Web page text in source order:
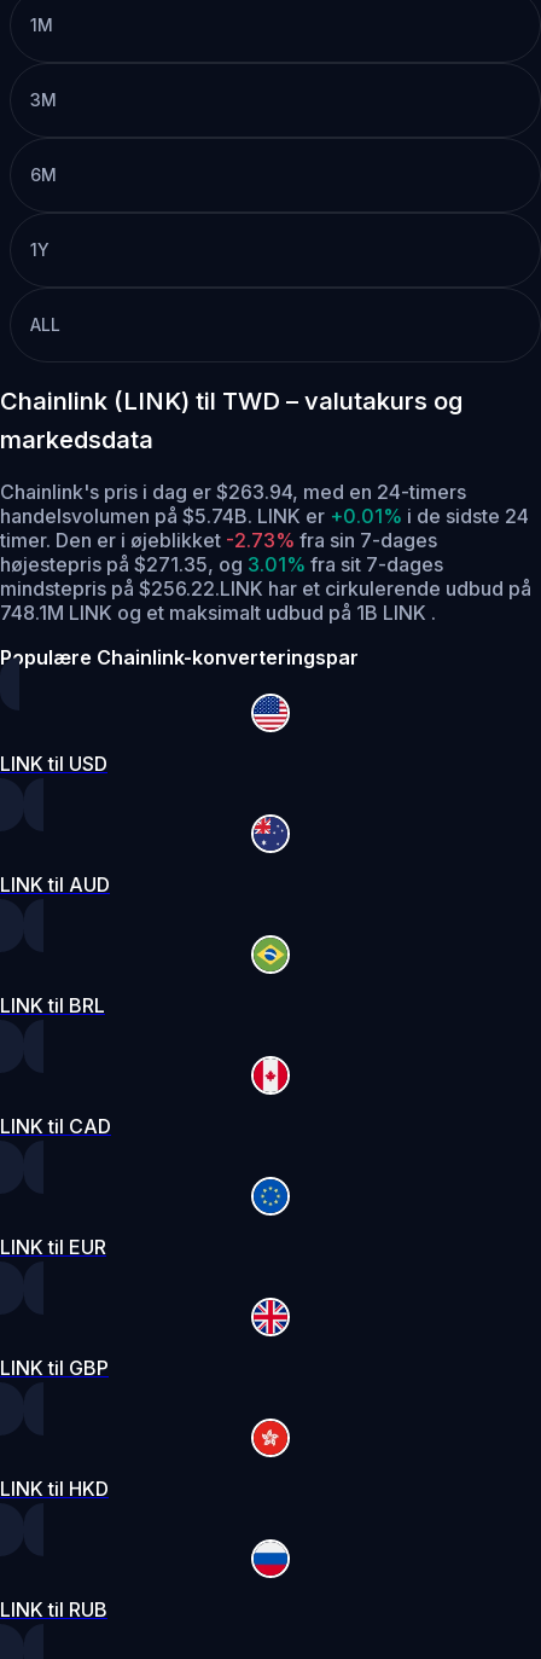
1M
3M
6M
1Y
ALL
Chainlink (LINK) til TWD – valutakurs og
markedsdata
Chainlink's pris i dag er $263.94, med en 24-timers
handelsvolumen på $5.74B. LINK er +0.01% i de sidste 24
timer. Den er i øjeblikket -2.73% fra sin 7-dages
højestepris på $271.35, og 3.01% fra sit 7-dages
mindstepris på $256.22.LINK har et cirkulerende udbud på
748.1M LINK og et maksimalt udbud på 1B LINK .
Populære Chainlink-konverteringspar
LINK til USD
LINK til AUD
LINK til BRL
LINK til CAD
LINK til EUR
LINK til GBP
LINK til HKD
LINK til RUB